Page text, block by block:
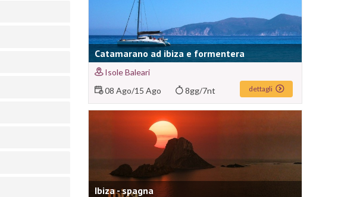
Catamarano ad ibiza e formentera
Isole Baleari
08 Ago/15 Ago 8gg/7nt dettagli
Ibiza - spagna